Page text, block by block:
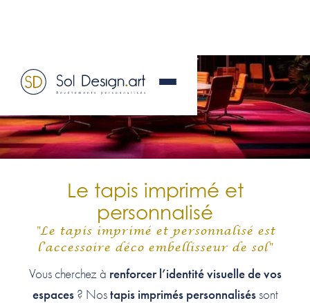
Le tapis imprimé et
personnalisé
"Le tapis imprimé et personnalisé est
l’accessoire déco embellisseur de sol"
Vous cherchez à renforcer l’identité visuelle de vos
espaces? Nostapis imprimés personnaliséssont